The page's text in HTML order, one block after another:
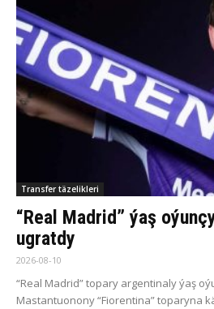
Transfer täzelikleri
“Real Madrid” ýaş
ugratdy
2026-08-10
“Real Madrid” topary argentinaly ýaş
Mastantuonony “Fiorentina” toparyna